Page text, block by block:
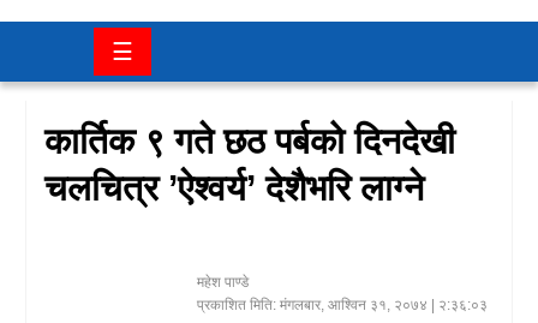
चितवन
मनोरञ्जन
☰
कार्तिक ९ गते छठ पर्बको दिनदेखी
चलचित्र ’ऐश्वर्य’ देशैभरि लाग्ने
महेश पाण्डे
प्रकाशित मिति: मंगलबार, आश्विन ३१, २०७४ | २:३६:०३